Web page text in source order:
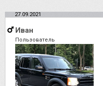
27.09.2021
Иван
Пользователь